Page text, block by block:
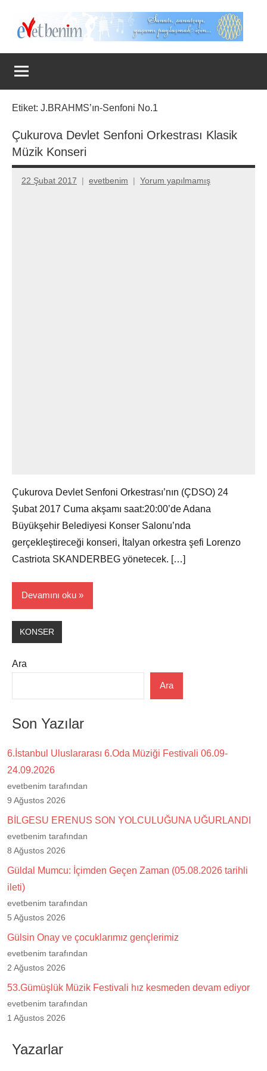
Evet
Benim
Etiket: J.BRAHMS’ın-Senfoni No.1
Çukurova Devlet Senfoni Orkestrası Klasik
Müzik Konseri
22 Şubat 2017 evetbenim Yorum yapılmamış
Çukurova Devlet Senfoni Orkestrası’nın (ÇDSO) 24
Şubat 2017 Cuma akşamı saat:20:00’de Adana
Büyükşehir Belediyesi Konser Salonu’nda
gerçekleştireceği konseri, İtalyan orkestra şefi Lorenzo
Castriota SKANDERBEG yönetecek. […]
Devamını oku
KONSER
Ara
Ara
Son Yazılar
6.İstanbul Uluslararası 6.Oda Müziği Festivali 06.09-
24.09.2026
evetbenim tarafından
9 Ağustos 2026
BİLGESU ERENUS SON YOLCULUĞUNA UĞURLANDI
evetbenim tarafından
8 Ağustos 2026
Güldal Mumcu: İçimden Geçen Zaman (05.08.2026 tarihli
ileti)
evetbenim tarafından
5 Ağustos 2026
Gülsin Onay ve çocuklarımız gençlerimiz
evetbenim tarafından
2 Ağustos 2026
53.Gümüşlük Müzik Festivali hız kesmeden devam ediyor
evetbenim tarafından
1 Ağustos 2026
Yazarlar